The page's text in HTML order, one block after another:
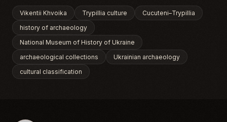
Vikentii Khvoika Trypillia culture
Cucuteni–Trypillia
history of archaeology
National Museum of History of Ukraine
archaeological collections
Ukrainian archaeology
cultural classification